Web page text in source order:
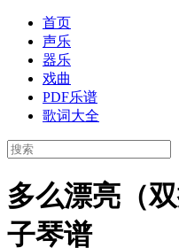
首页
声乐
器乐
戏曲
PDF乐谱
歌词大全
多么漂亮（
子琴谱